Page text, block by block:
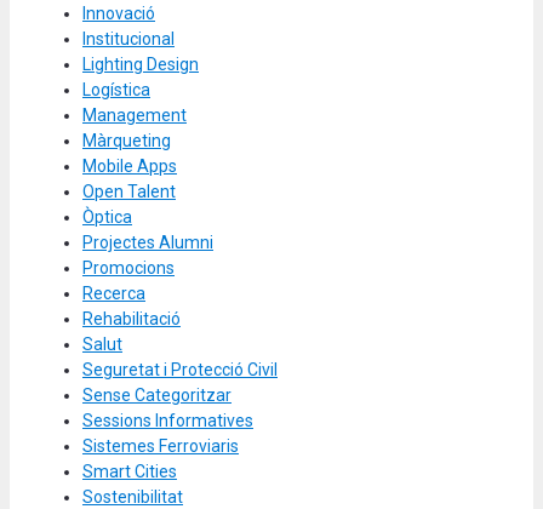
Innovació
Institucional
Lighting Design
Logística
Management
Màrqueting
Mobile Apps
Open Talent
Òptica
Projectes Alumni
Promocions
Recerca
Rehabilitació
Salut
Seguretat i Protecció Civil
Sense Categoritzar
Sessions Informatives
Sistemes Ferroviaris
Smart Cities
Sostenibilitat